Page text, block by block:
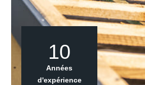
10
Années
d'expérience